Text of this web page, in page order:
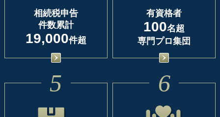
相続税申告
件数累計
19,000件超
有資格者
100名超
専門プロ集団
5 6